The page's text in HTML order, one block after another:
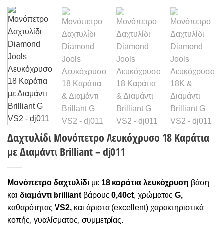
Δαχτυλίδι Μονόπετρο Λευκόχρυσο 18 Καράτια
με Διαμάντι Brilliant – dj011
Μονόπετρο δαχτυλίδι με 18 καράτια λευκόχρυση βάση
και διαμάντι brilliant βάρους 0,40ct, χρώματος G,
καθαρότητας VS2, και άριστα (excellent) χαρακτηριστικά
κοπής, γυαλίσματος, συμμετρίας.